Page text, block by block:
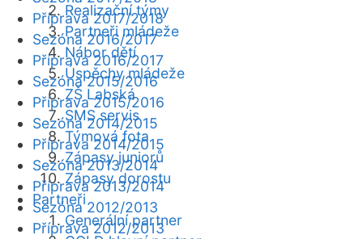
Realizační týmy
Partneři mládeže
Nábor dětí
Úspěchy mládeže
ZŠ Labská
SMS servis
Týmová fota
Zápasy juniorů
Zápasy dorostu
Partneři
Generální partner
Příprava 2017/2018
Sezóna 2016/2017
Příprava 2016/2017
Sezóna 2015/2016
Příprava 2015/2016
Sezóna 2014/2015
Příprava 2014/2015
Sezóna 2013/2014
Příprava 2013/2014
Sezóna 2012/2013
Příprava 2012/2013